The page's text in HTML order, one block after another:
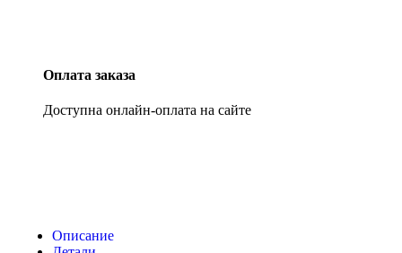
Оплата заказа
Доступна онлайн-оплата на сайте
Описание